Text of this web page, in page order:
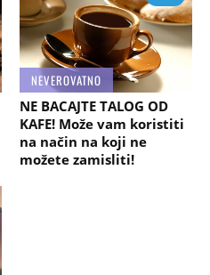
NEVEROVATNO
NE BACAJTE TALOG OD
KAFE! Može vam koristiti
na način na koji ne
možete zamisliti!